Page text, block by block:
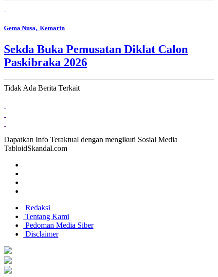
Gema Nusa, Kemarin
Sekda Buka Pemusatan Diklat Calon
Paskibraka 2026
Tidak Ada Berita Terkait
Dapatkan Info Teraktual dengan mengikuti Sosial Media
TabloidSkandal.com
Redaksi
Tentang Kami
Pedoman Media Siber
Disclaimer